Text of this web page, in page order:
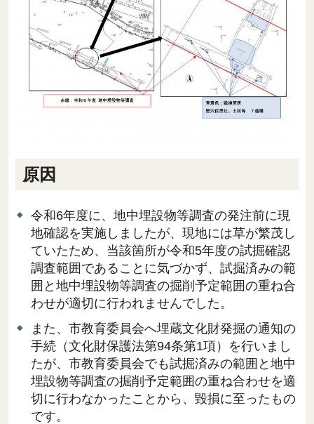
原因
令和6年度に、地中埋設物等調査の発注前に現
地確認を実施しましたが、現地には草が繁茂し
ていたため、当該箇所が令和5年度の試掘確認
調査範囲であることに気づかず、試掘済みの範
囲と地中埋設物等調査の掘削予定範囲の重ね合
わせが適切に行われませんでした。
また、市教育委員会へ埋蔵文化財発掘の通知の
手続（文化財保護法第94条第1項）を行いまし
たが、市教育委員会でも試掘済みの範囲と地中
埋設物等調査の掘削予定範囲の重ね合わせを適
切に行わなかったことから、毀損に至ったもの
です。